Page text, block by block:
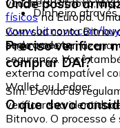
Dinheiro
físicosna Europa.
www.bitnovo.com/
seguramente.
Com sua conta
onde pode
segurança. Você
externa compatível
Wallet ou Ledger.
Preciso verificar
comprar DAI?
Sim. Devido às
verificar sua
Bitnovo. O processo
O que devo